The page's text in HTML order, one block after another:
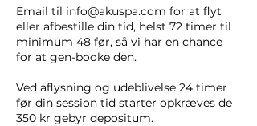
Email til info@akuspa.com for at flyt
eller afbestille din tid, helst 72 timer til
minimum 48 før, så vi har en chance
for at gen-booke den.
Ved aflysning og udeblivelse 24 timer
før din session tid starter opkræves de
350 kr gebyr depositum.